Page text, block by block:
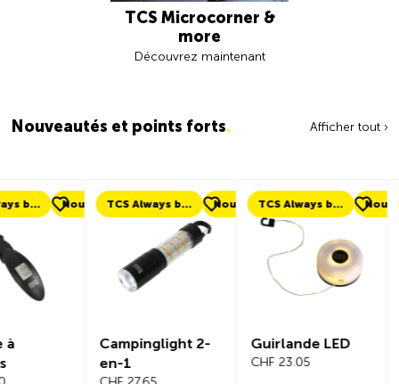
TCS Microcorner &
more
Découvrez maintenant
Nouveautés et points forts. Afficher tout ›
TCS Always by my side Nouveau
Campinglight 2-
TCS Always by my side Nouveau
Guirlande LED
Nouveau
Beeline